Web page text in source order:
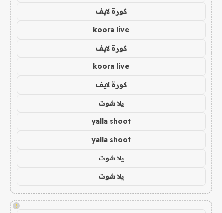
كورة لايف
koora live
كورة لايف
koora live
كورة لايف
يلا شوت
yalla shoot
yalla shoot
يلا شوت
يلا شوت
!